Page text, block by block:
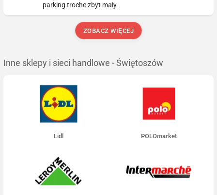
parking troche zbyt mały.
ZOBACZ WIĘCEJ
Inne sklepy i sieci handlowe - Świętoszów
Lidl POLOmarket